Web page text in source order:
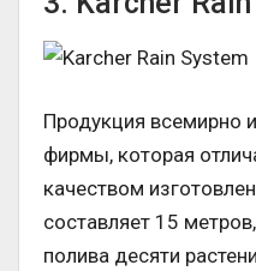
Продукция всемирно
фирмы, которая
качеством
составляет 15
полива десяти